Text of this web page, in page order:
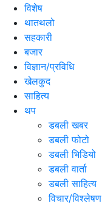
विशेष
थातथलो
सहकारी
बजार
विज्ञान/प्रविधि
खेलकुद
साहित्य
थप
डबली खबर
डबली फोटो
डबली भिडियो
डबली वार्ता
डबली साहित्य
विचार/विश्‍लेषण